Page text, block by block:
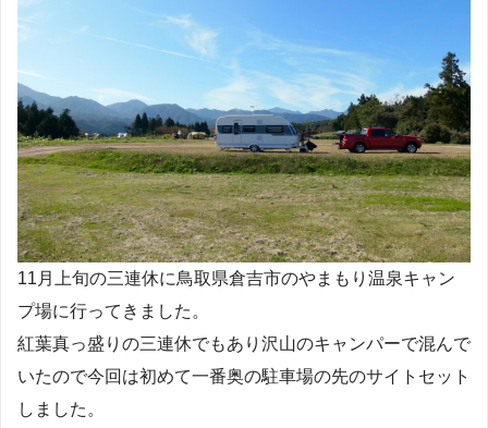
11月上旬の三連休に鳥取県倉吉市のやまもり温泉キャン
プ場に行ってきました。
紅葉真っ盛りの三連休でもあり沢山のキャンパーで混んで
いたので今回は初めて一番奥の駐車場の先のサイトセット
しました。